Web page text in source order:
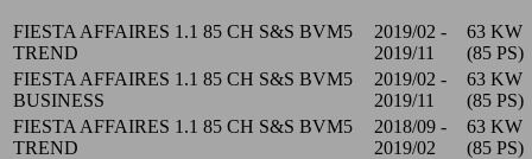
FIESTA AFFAIRES 1.1 85 CH S&S BVM5
TREND
2019/02 -
2019/11
63 KW
(85 PS)
FIESTA AFFAIRES 1.1 85 CH S&S BVM5
BUSINESS
2019/02 -
2019/11
63 KW
(85 PS)
FIESTA AFFAIRES 1.1 85 CH S&S BVM5
TREND
2018/09 -
2019/02
63 KW
(85 PS)